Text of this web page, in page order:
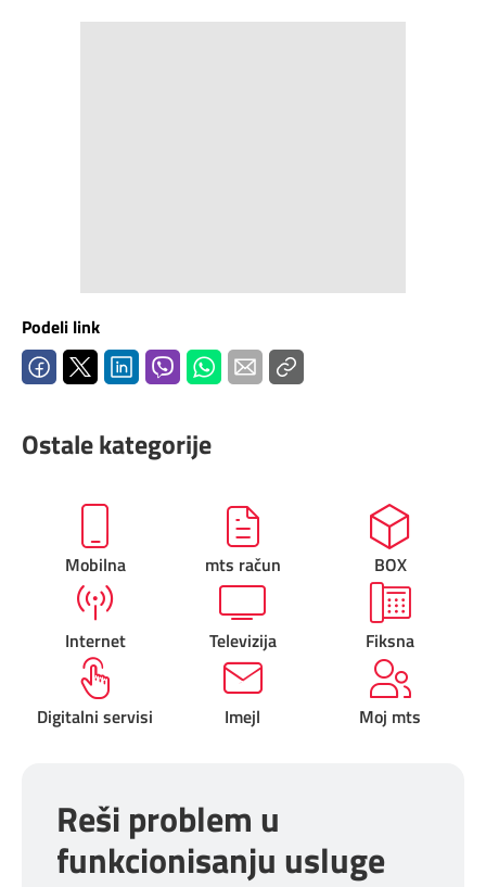
Podeli link
Ostale kategorije
Mobilna mts račun BOX
Internet Televizija Fiksna
Digitalni servisi Imejl Moj mts
Reši problem u
funkcionisanju usluge